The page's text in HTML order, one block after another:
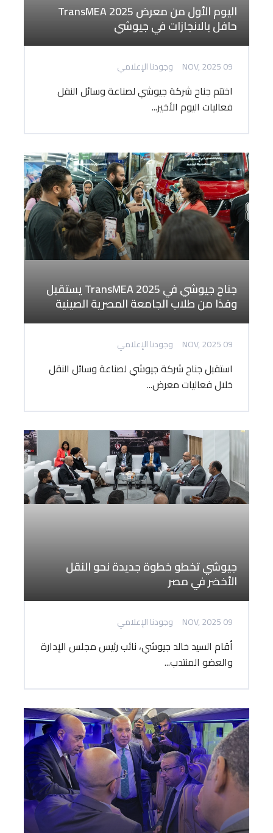
اليوم الأول من معرض TransMEA 2025
حافل بالانجازات في جيوشي
09 NOV, 2025 وجودنا الإعلامي
اختتم جناح شركة جيوشي لصناعة وسائل النقل
فعاليات اليوم الأخير...
جناح جيوشي في TransMEA 2025 يستقبل
وفدًا من طلاب الجامعة المصرية الصينية
09 NOV, 2025 وجودنا الإعلامي
استقبل جناح شركة جيوشي لصناعة وسائل النقل
خلال فعاليات معرض...
جيوشي تخطو خطوة جديدة نحو النقل
الأخضر في مصر
09 NOV, 2025 وجودنا الإعلامي
أقام السيد خالد جيوشي، نائب رئيس مجلس الإدارة
والعضو المنتدب...